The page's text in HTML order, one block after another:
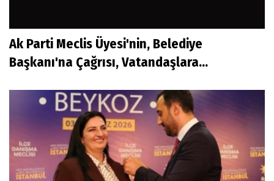
Ak Parti Meclis Üyesi'nin, Belediye
Başkanı'na Çağrısı, Vatandaşlara...